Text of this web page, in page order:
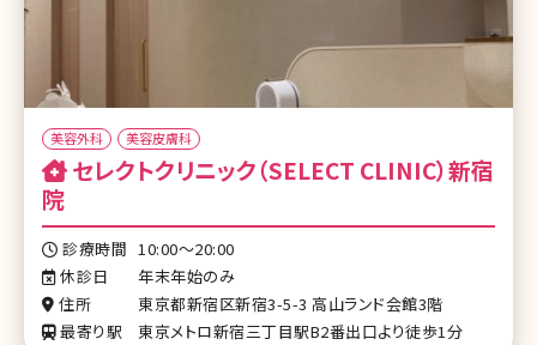
美容外科 美容皮膚科
院
診療時間 10:00～20:00
休診日
年末年始のみ
住所
東京都新宿区新宿3-5-3 高山ランド会館3階
最寄り駅
東京メトロ新宿三丁目駅B2番出口より徒歩1分